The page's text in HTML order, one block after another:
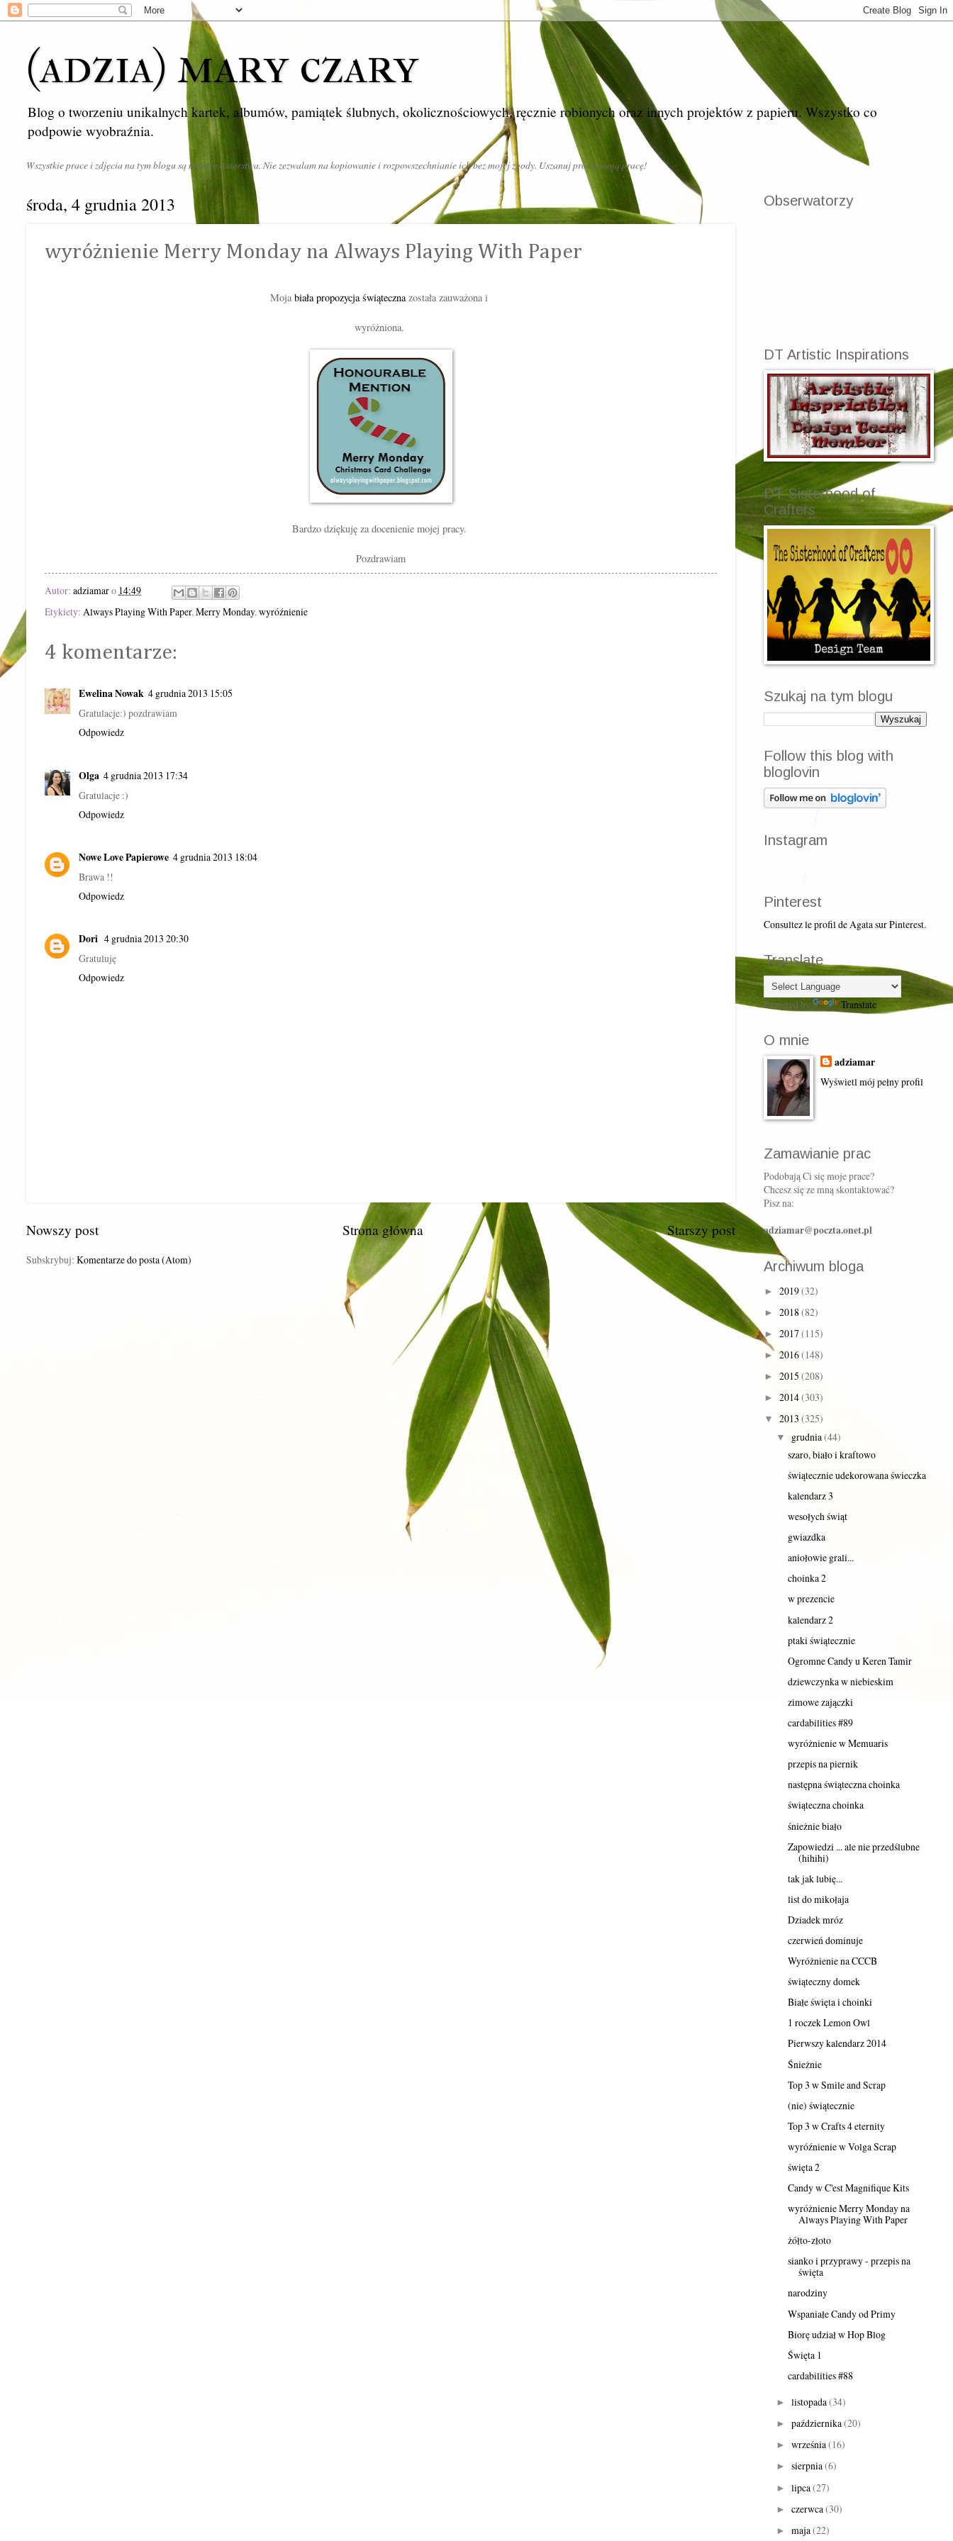
(adzia) mary czary
Blog o tworzeniu unikalnych kartek, albumów, pamiątek ślubnych, okolicznościowych, ręcznie robionych oraz innych projektów z papieru. Wszystko co
podpowie wyobraźnia.
Wszystkie prace i zdjęcia na tym blogu są mojego autorstwa. Nie zezwalam na kopiowanie i rozpowszechnianie ich bez mojej zgody. Uszanuj proszę moją pracę!
środa, 4 grudnia 2013
wyróżnienie Merry Monday na Always Playing With Paper
Moja biała propozycja świąteczna została zauważona i
wyróżniona.
Bardzo dziękuję za docenienie mojej pracy.
Pozdrawiam
Autor: adziamaro 14:49
Etykiety: Always Playing With Paper, Merry Monday, wyróźnienie
4 komentarze:
Ewelina Nowak 4 grudnia 2013 15:05
Gratulacje:) pozdrawiam
Odpowiedz
Olga 4 grudnia 2013 17:34
Gratulacje :)
Odpowiedz
Nowe Love Papierowe 4 grudnia 2013 18:04
Brawa !!
Odpowiedz
Dori 4 grudnia 2013 20:30
Gratuluję
Odpowiedz
Nowszy post Starszy post
Strona główna
Subskrybuj: Komentarze do posta (Atom)
Obserwatorzy
DT Artistic Inspirations
DT Sisterhood of
Crafters
Szukaj na tym blogu
Follow this blog with
bloglovin
Instagram
Pinterest
Consultez le profil de Agata sur Pinterest.
Translate
Powered by Translate
O mnie
adziamar
Wyświetl mój pełny profil
Zamawianie prac
Podobają Ci się moje prace?
Chcesz się ze mną skontaktować?
Pisz na:
adziamar@poczta.onet.pl
Archiwum bloga
► 2019(32)
► 2018(82)
► 2017(115)
► 2016(148)
► 2015 (208)
► 2014(303)
▼ 2013 (325)
▼ grudnia(44)
szaro, biało i kraftowo
świątecznie udekorowana świeczka
kalendarz 3
wesołych świąt
gwiazdka
aniołowie grali...
choinka 2
w prezencie
kalendarz 2
ptaki świątecznie
Ogromne Candy u Keren Tamir
dziewczynka w niebieskim
zimowe zajączki
cardabilities #89
wyróżnienie w Memuaris
przepis na piernik
następna świąteczna choinka
świąteczna choinka
śnieżnie biało
Zapowiedzi ... ale nie przedślubne
(hihihi)
tak jak lubię...
list do mikołaja
Dziadek mróz
czerwień dominuje
Wyróżnienie na CCCB
świąteczny domek
Białe święta i choinki
1 roczek Lemon Owl
Pierwszy kalendarz 2014
Śnieżnie
Top 3 w Smile and Scrap
(nie) świątecznie
Top 3 w Crafts 4 eternity
wyróźnienie w Volga Scrap
święta 2
Candy w C'est Magnifique Kits
wyróżnienie Merry Monday na
Always Playing With Paper
żółto-złoto
sianko i przyprawy - przepis na
święta
narodziny
Wspaniałe Candy od Primy
Biorę udział w Hop Blog
Święta 1
cardabilities #88
► listopada(34)
► października(20)
► września(16)
► sierpnia(6)
► lipca (27)
► czerwca (30)
► maja (22)